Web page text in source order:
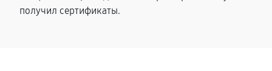
получил сертификаты.